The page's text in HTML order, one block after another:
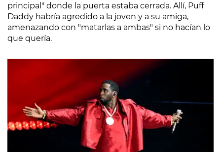
principal" donde la puerta estaba cerrada. Allí, Puff
Daddy habría agredido a la joven y a su amiga,
amenazando con "matarlas a ambas" si no hacían lo
que quería.